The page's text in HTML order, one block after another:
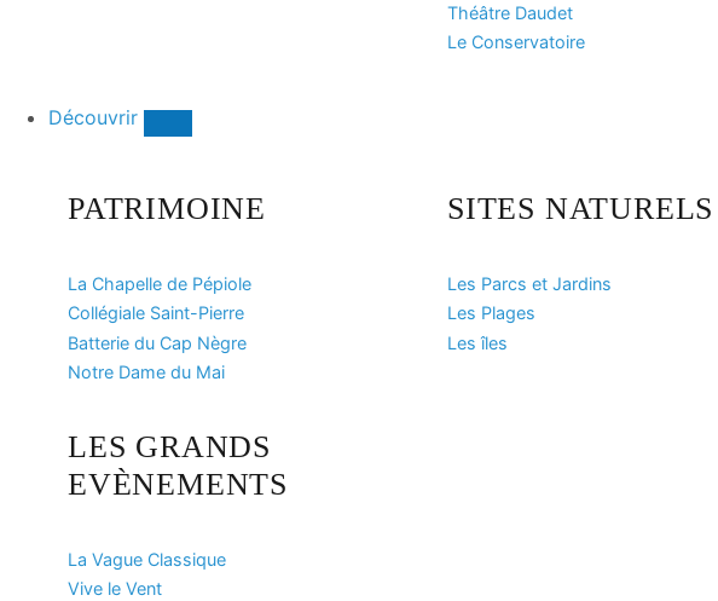
Théâtre Daudet
Le Conservatoire
Découvrir
PATRIMOINE
La Chapelle de Pépiole
Collégiale Saint-Pierre
Batterie du Cap Nègre
Notre Dame du Mai
SITES NATURELS
Les Parcs et Jardins
Les Plages
Les îles
LES GRANDS
EVÈNEMENTS
La Vague Classique
Vive le Vent